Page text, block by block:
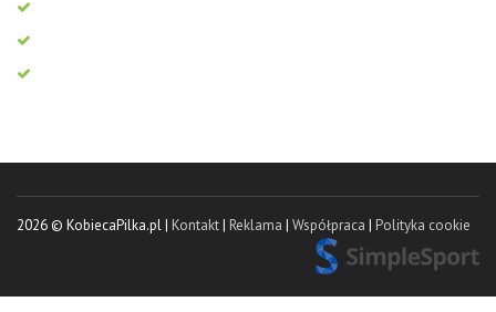
2026 © KobiecaPilka.pl | Kontakt| Reklama | Współpraca | Polityka cookie